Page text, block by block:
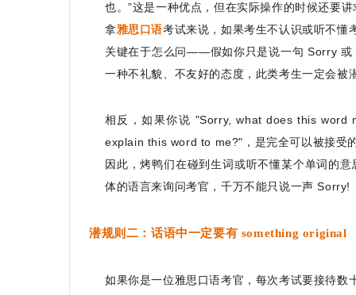
也。”这是一种优点，但在实际操作的时候还要
拿雅思口语考试来说，如果考生不认识或听不懂
关键在于怎么问——假如你只是说一句 Sorry 或
一种不礼貌、不友好的态度，此类考生一定会被
相反，如果你说 "Sorry, what does this
explain this word to me?"，是完全可以被接受
因此，烤鸭们在碰到生词或听不懂某个单词的
体的语言来询问考官，千万不能只说一声 Sorry!
潜规则二：话语中一定要有 something original
如果你是一位雅思口语考官，每次考试要接待